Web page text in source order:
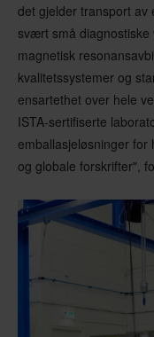
det gjelder transport av
svært små
magnetisk
kvalitetssystemer og
ensartethet over hele
ISTA-sertifiserte
emballasjeløsninger
og globale forskrifter",